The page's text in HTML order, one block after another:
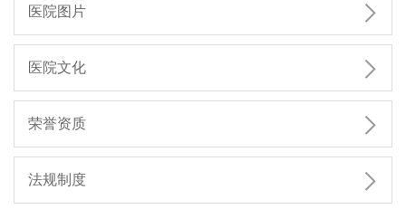
医院图片 
医院文化 
荣誉资质 
法规制度 